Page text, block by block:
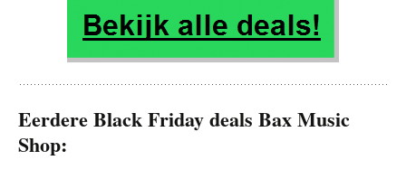
Eerdere Black Friday deals Bax Music
Shop: